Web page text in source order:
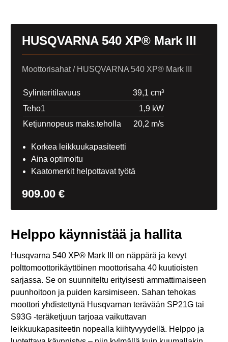
HUSQVARNA 540 XP® Mark III
Moottorisahat/ HUSQVARNA 540 XP® Mark III
Sylinteritilavuus
39,1 cm³
Teho1
1,9 kW
Ketjunnopeus maks.teholla
20,2 m/s
Korkea leikkuukapasiteetti
Aina optimoitu
Kaatomerkit helpottavat työtä
909.00€
Helppo käynnistää ja hallita
Husqvarna 540 XP® Mark III on näppärä ja kevyt
polttomoottorikäyttöinen moottorisaha 40 kuutioisten
sarjassa. Se on suunniteltu erityisesti ammattimaiseen
puunhoitoon ja puiden karsimiseen. Sahan tehokas
moottori yhdistettynä Husqvarnan terävään SP21G tai
S93G -teräketjuun tarjoaa vaikuttavan
leikkuukapasiteetin nopealla kiihtyvyydellä. Helppo ja